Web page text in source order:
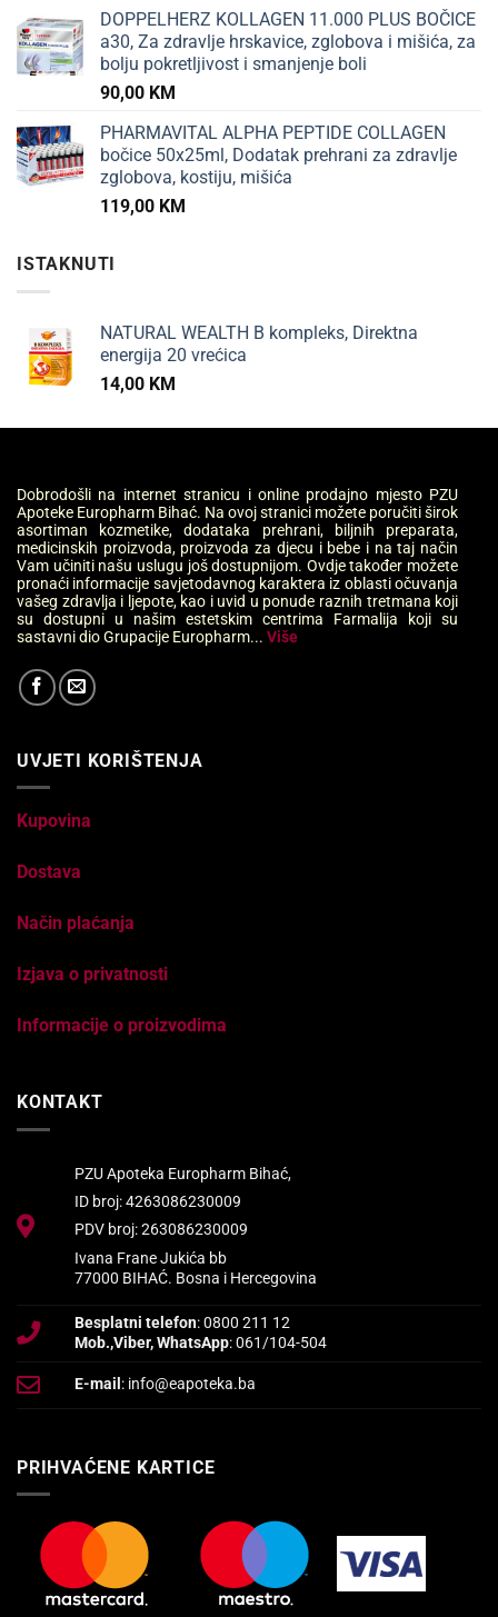
DOPPELHERZ KOLLAGEN 11.000 PLUS BOČICE
a30, Za zdravlje hrskavice, zglobova i mišića, za
bolju pokretljivost i smanjenje boli
90,00 KM
PHARMAVITAL ALPHA PEPTIDE COLLAGEN
bočice 50x25ml, Dodatak prehrani za zdravlje
zglobova, kostiju, mišića
119,00 KM
ISTAKNUTI
NATURAL WEALTH B kompleks, Direktna
energija 20 vrećica
14,00 KM
Dobrodošli na internet stranicu i online prodajno mjesto PZU
Apoteke Europharm Bihać. Na ovoj stranici možete poručiti širok
asortiman kozmetike, dodataka prehrani, biljnih preparata,
medicinskih proizvoda, proizvoda za djecu i bebe i na taj način
Vam učiniti našu uslugu još dostupnijom. Ovdje također možete
pronaći informacije savjetodavnog karaktera iz oblasti očuvanja
vašeg zdravlja i ljepote, kao i uvid u ponude raznih tretmana koji
su dostupni u našim estetskim centrima Farmalija koji su
sastavni dio Grupacije Europharm... Više
UVJETI KORIŠTENJA
Kupovina
Dostava
Način plaćanja
Izjava o privatnosti
Informacije o proizvodima
KONTAKT
PZU Apoteka Europharm Bihać,
ID broj: 4263086230009
PDV broj: 263086230009
Ivana Frane Jukića bb
77000 BIHAĆ. Bosna i Hercegovina
Besplatni telefon: 0800 211 12
Mob.,Viber, WhatsApp: 061/104-504
E-mail : info@eapoteka.ba
PRIHVAĆENE KARTICE